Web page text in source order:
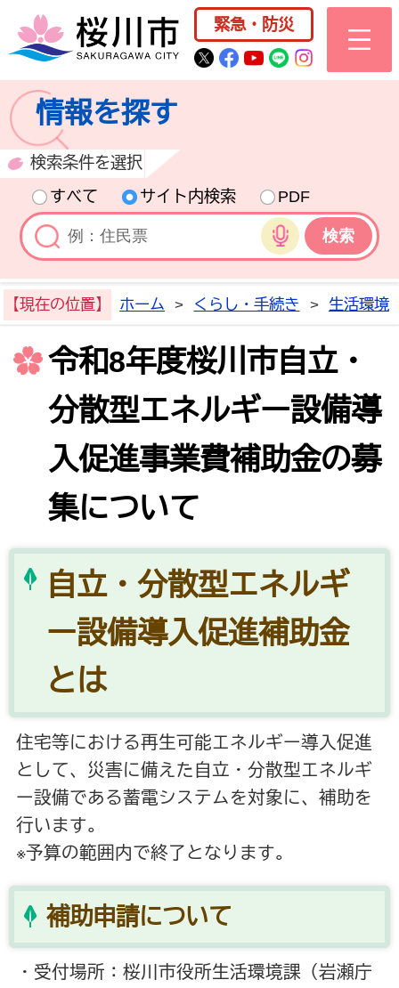
桜川市公式ホー
緊急・防災
桜川市公式Twitter
桜川市公式
桜川市公式
桜川市公式
情報を探す
検索条件を選択
すべて
サイト内検索
PDF
音声検索
【現在の位置】 ホーム > くらし・手続き > 生活環境
令和8年度桜川市自立・
分散型エネルギー設備導
入促進事業費補助金の募
集について
自立・分散型エネルギ
ー設備導入促進補助金
とは
住宅等における再生可能エネルギー導入促進
として、災害に備えた自立・分散型エネルギ
ー設備である蓄電システムを対象に、補助を
行います。
※予算の範囲内で終了となります。
補助申請について
・受付場所：桜川市役所生活環境課（岩瀬庁